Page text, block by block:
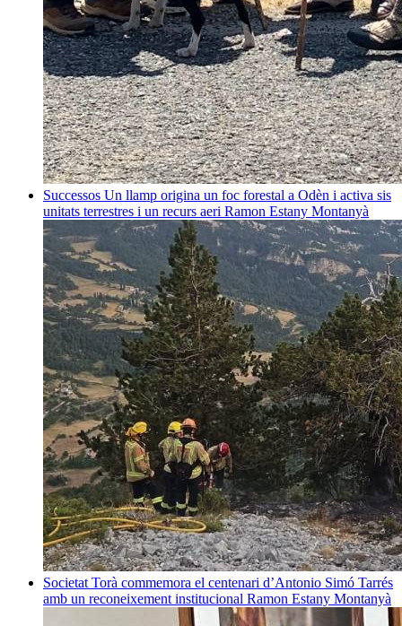
Successos Un llamp origina un foc forestal a Odèn i activa sis
unitats terrestres i un recurs aeri Ramon Estany Montanyà
Societat Torà commemora el centenari d’Antonio Simó Tarrés
amb un reconeixement institucional Ramon Estany Montanyà